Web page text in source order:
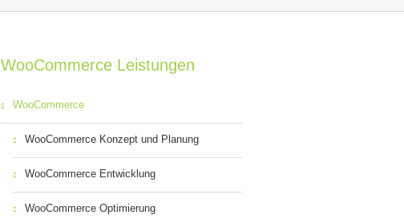
WooCommerce Leistungen
WooCommerce
WooCommerce Konzept und Planung
WooCommerce Entwicklung
WooCommerce Optimierung